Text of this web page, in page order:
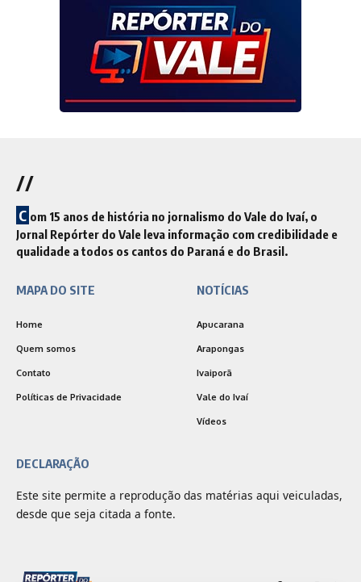
//
C om 15 anos de história no jornalismo do Vale do Ivaí, o
Jornal Repórter do Vale leva informação com credibilidade e
qualidade a todos os cantos do Paraná e do Brasil.
MAPA DO SITE
Home
Quem somos
Contato
Políticas de Privacidade
NOTÍCIAS
Apucarana
Arapongas
Ivaiporã
Vale do Ivaí
Vídeos
DECLARAÇÃO
Este site permite a reprodução das matérias aqui veiculadas,
desde que seja citada a fonte.